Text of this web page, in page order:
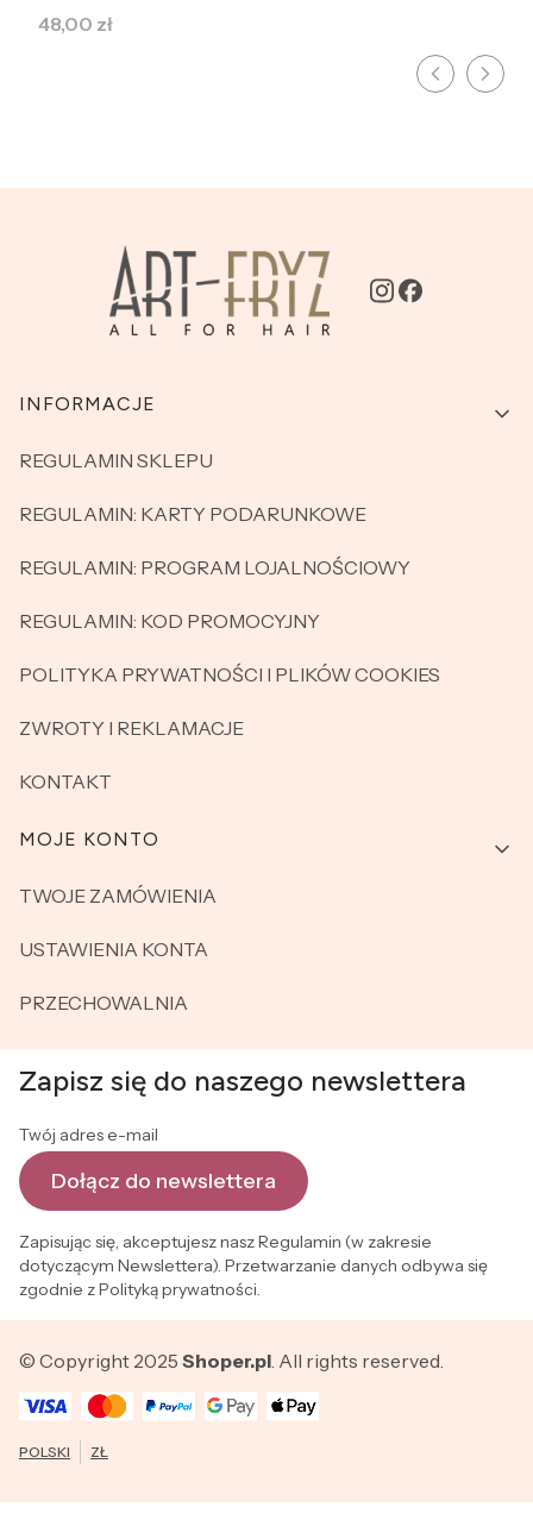
Cena
48,00 zł
Linki w stopce
INFORMACJE
REGULAMIN SKLEPU
REGULAMIN: KARTY PODARUNKOWE
REGULAMIN: PROGRAM LOJALNOŚCIOWY
REGULAMIN: KOD PROMOCYJNY
POLITYKA PRYWATNOŚCI I PLIKÓW COOKIES
ZWROTY I REKLAMACJE
KONTAKT
MOJE KONTO
TWOJE ZAMÓWIENIA
USTAWIENIA KONTA
PRZECHOWALNIA
Zapisz się do naszego newslettera
Twój adres e-mail
Dołącz do newslettera
Zapisując się, akceptujesz nasz Regulamin (w zakresie
dotyczącym Newslettera). Przetwarzanie danych odbywa się
zgodnie z Polityką prywatności.
© Copyright 2025 Shoper.pl. All rights reserved.
POLSKI ZŁ